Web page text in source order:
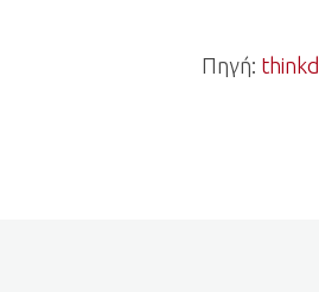
Πηγή: